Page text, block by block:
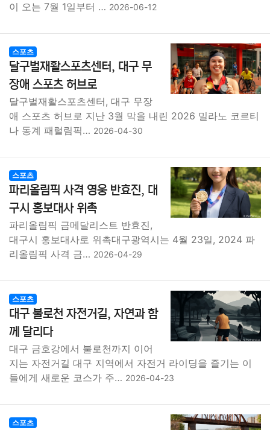
이 오는 7월 1일부터 … 2026-06-12
스포츠
달구벌재활스포츠센터, 대구 무
장애 스포츠 허브로
달구벌재활스포츠센터, 대구 무장
애 스포츠 허브로 지난 3월 막을 내린 2026 밀라노 코르티
나 동계 패럴림픽… 2026-04-30
스포츠
파리올림픽 사격 영웅 반효진, 대
구시 홍보대사 위촉
파리올림픽 금메달리스트 반효진,
대구시 홍보대사로 위촉대구광역시는 4월 23일, 2024 파
리올림픽 사격 금… 2026-04-29
스포츠
대구 불로천 자전거길, 자연과 함
께 달리다
대구 금호강에서 불로천까지 이어
지는 자전거길 대구 지역에서 자전거 라이딩을 즐기는 이
들에게 새로운 코스가 주… 2026-04-23
스포츠